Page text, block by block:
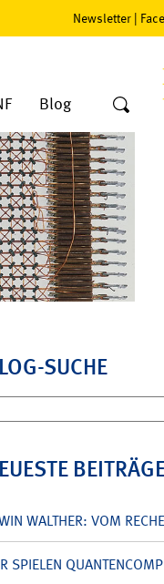
Newsletter |
Blog
SUCHE
WALTHER: VOM
SPIELEN